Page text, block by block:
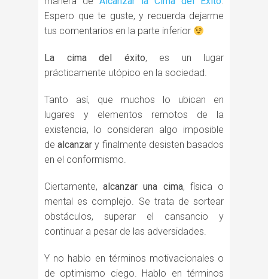
Espero que te guste, y recuerda dejarme
tus comentarios en la parte inferior
La cima del éxito, es un lugar
prácticamente utópico en la sociedad.
Tanto así, que muchos lo ubican en
lugares y elementos remotos de la
existencia, lo consideran algo imposible
dealcanzar y finalmente desisten basados
en el conformismo.
Ciertamente,alcanzar una cima, física o
mental es complejo. Se trata de sortear
obstáculos, superar el cansancio y
continuar a pesar de las adversidades.
Y no hablo en términos motivacionales o
de optimismo ciego. Hablo en términos